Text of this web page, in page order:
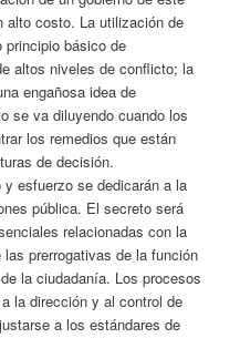
alto costo. La utilización de
básico de
altos niveles de conflicto; la
engañosa idea de
se va diluyendo cuando los
los remedios que están
de decisión.
esfuerzo se dedicarán a la
pública. El secreto será
relacionadas con la
prerrogativas de la función
la ciudadanía. Los procesos
la dirección y al control de
a los estándares de